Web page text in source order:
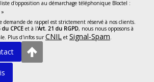
d'opposition au démarchage téléphonique Bloctel :
. »
demande de rappel est strictement réservé à nos clients.
du CPCE et à l'Art. 21 du RGPD, nous nous opposons à
Plus d'infos surCNIL et Signal-Spam